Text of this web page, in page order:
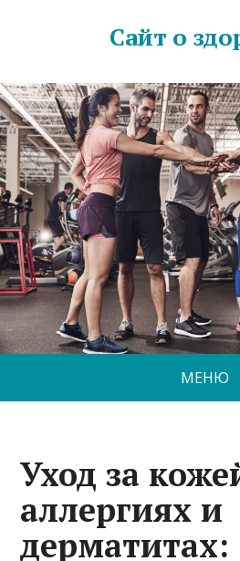
Сайт о
МЕНЮ
Уход за
аллергиях и
дерматитах: